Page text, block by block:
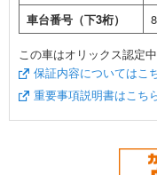
車台番号（下3桁）
この車はオリックス認定
保証内容についてはこ
重要事項説明書はこち